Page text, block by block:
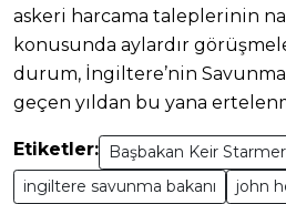
askeri harcama taleplerinin
konusunda aylardır
durum, İngiltere’nin Savunma
geçen yıldan bu yana
Etiketler:
Başbakan Keir Starmer
ingiltere savunma bakanı
john